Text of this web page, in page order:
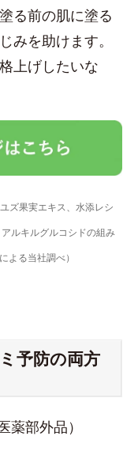
る前の肌に塗る
みを助けます。
上げしたいな
ズ果実エキス、水添レシ
ルキルグルコシドの組み
よる当社調べ）
予防の両方
薬部外品）